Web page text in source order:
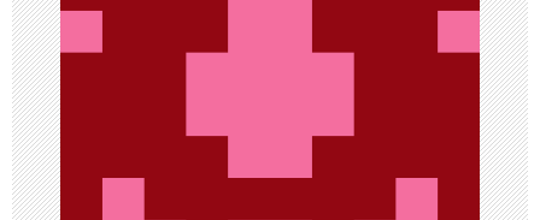
ц
и
я
п
о